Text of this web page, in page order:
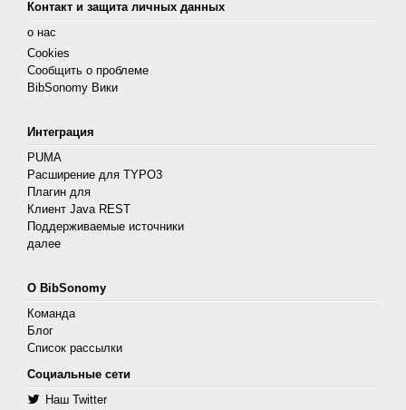
Контакт и защита личных данных
о нас
Cookies
Сообщить о проблеме
BibSonomy Вики
Интеграция
PUMA
Расширение для TYPO3
Плагин для
Клиент Java REST
Поддерживаемые источники
далее
О BibSonomy
Команда
Блог
Список рассылки
Социальные сети
Наш Twitter